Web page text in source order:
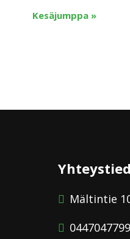
Kesäjumppa »
Mältintie
0447047799